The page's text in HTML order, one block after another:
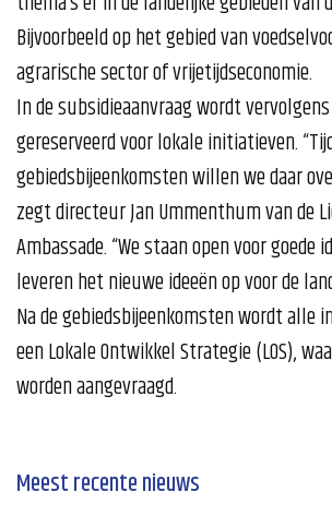
Bijvoorbeeld op het gebied van
agrarische sector of vrijetijdseconomie.
In de subsidieaanvraag wordt
gereserveerd voor lokale initiatieven.
gebiedsbijeenkomsten willen we daar
zegt directeur Jan Ummenthum van de
Ambassade. “We staan open voor goede
leveren het nieuwe ideeën op voor de
Na de gebiedsbijeenkomsten wordt alle
een Lokale Ontwikkel Strategie (LOS),
worden aangevraagd.
Meest recente nieuws